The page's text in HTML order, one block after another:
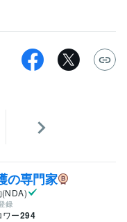
の専門家
(NDA)
録
ワー294